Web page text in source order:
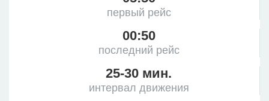
первый рейс
00:50
последний рейс
25-30 мин.
интервал движения